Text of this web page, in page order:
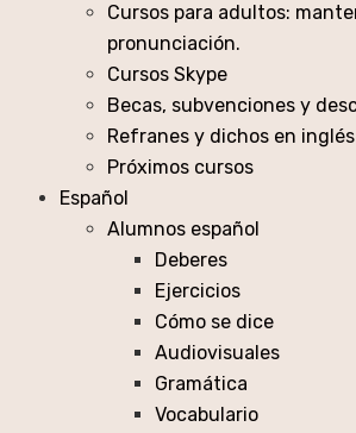
Cursos para adultos:
pronunciación.
Cursos Skype
Becas, subvenciones y
Refranes y dichos en inglés
Próximos cursos
Español
Alumnos español
Deberes
Ejercicios
Cómo se dice
Audiovisuales
Gramática
Vocabulario